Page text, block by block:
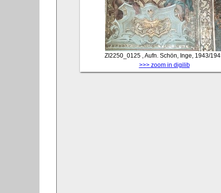
ZI2250_0125 , Aufn. Schön, Inge, 1943/
>>> zoom in digilib